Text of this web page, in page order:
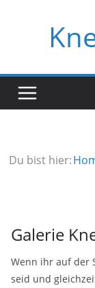
Du bist hier:
Galerie
Wenn ihr auf der
seid und